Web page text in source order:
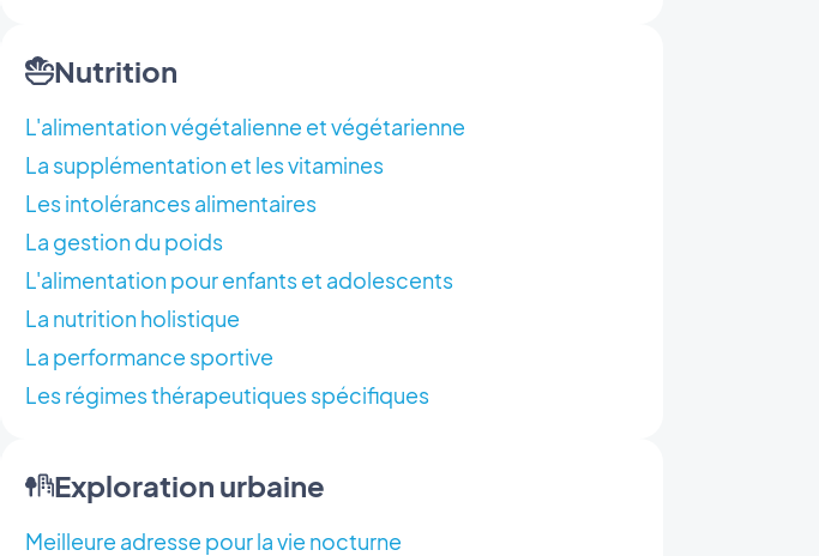
Nutrition
L'alimentation végétalienne et végétarienne
La supplémentation et les vitamines
Les intolérances alimentaires
La gestion du poids
L'alimentation pour enfants et adolescents
La nutrition holistique
La performance sportive
Les régimes thérapeutiques spécifiques
Exploration urbaine
Meilleure adresse pour la vie nocturne